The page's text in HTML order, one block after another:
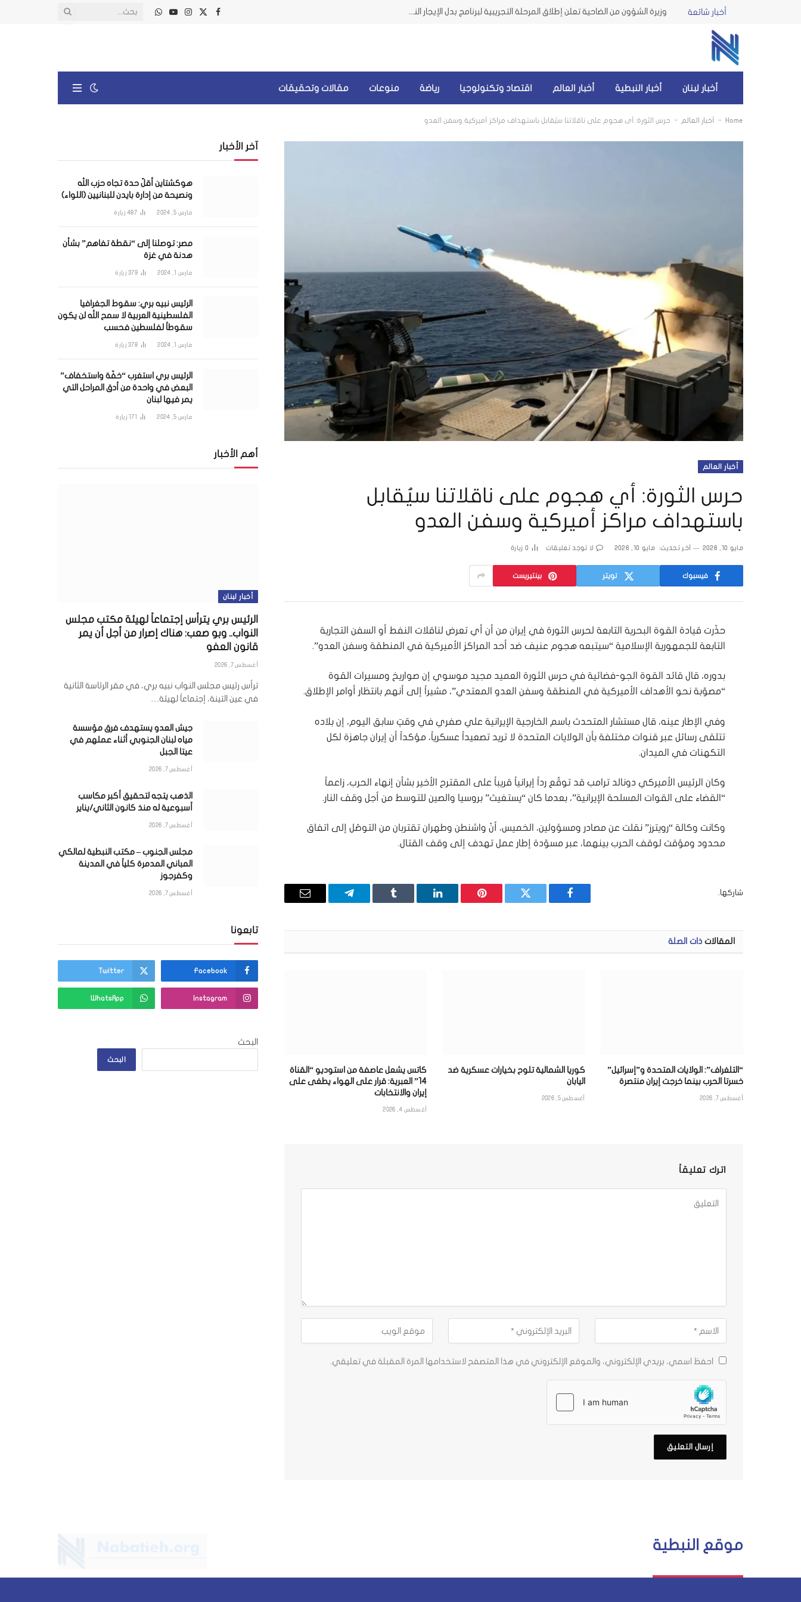
أخبار شائعة وزيرة الشؤون من الضاحية تعلن إطلاق المرحلة التجريبية لبرنامج بدل الإيجار النقدي للمتضررين من الحرب
فيسبوك
X
الانستغرام
يوتيوبواتساب
أخبار لبنان أخبار النبطية أخبار العالم اقتصاد وتكنولوجيا رياضة منوعات مقالات وتحقيقات
Home
- أخبار العالم - حرس الثورة: أي هجوم على ناقلاتنا سيُقابل باستهداف مراكز أميركية وسفن العدو
أخبار العالم
حرس الثورة: أي هجوم على ناقلاتنا سيُقابل
باستهداف مراكز أميركية وسفن العدو
مايو 10, 2026 آخر تحديث: مايو 10, 2026 لا توجد تعليقات 0 زيارة
فيسبوك تويتر بينتيريست
حذّرت قيادة القوة البحرية التابعة لحرس الثورة في إيران من أن أي تعرض لناقلات النفط أو السفن التجارية
التابعة للجمهورية الإسلامية “سيتبعه هجوم عنيف ضد أحد المراكز الأميركية في المنطقة وسفن العدو”.
بدوره، قال قائد القوة الجو-فضائية في حرس الثورة العميد مجيد موسوي إن صواريخ ومسيرات القوة
“مصوّبة نحو الأهداف الأميركية في المنطقة وسفن العدو المعتدي”، مشيراً إلى أنهم بانتظار أوامر الإطلاق.
وفي الإطار عينه، قال مستشار المتحدث باسم الخارجية الإيرانية علي صفري في وقتٍ سابق اليوم، إن بلاده
تتلقى رسائل عبر قنوات مختلفة بأن الولايات المتحدة لا تريد تصعيداً عسكرياً، مؤكداً أن إيران جاهزة لكل
التكهنات في الميدان.
وكان الرئيس الأميركي دونالد ترامب قد توقّع رداً إيرانياً قريباً على المقترح الأخير بشأن إنهاء الحرب، زاعماً
“القضاء على القوات المسلحة الإيرانية”، بعدما كان “يستغيث” بروسيا والصين للتوسط من أجل وقف النار.
وكانت وكالة “رويترز” نقلت عن مصادر ومسؤولين، الخميس، أنّ واشنطن وطهران تقتربان من التوصّل إلى اتفاق
محدود ومؤقت لوقف الحرب بينهما، عبر مسوّدة إطار عمل تهدف إلى وقف القتال.
شاركها.
فيسبوك تويتر بينتيريستلينكدإن Tumblr تيلقرام
البريد
المقالات ذات الصلة
“التلغراف”: الولايات المتحدة و”إسرائيل”
خسرتا الحرب بينما خرجت إيران منتصرة
أغسطس 7, 2026
كوريا الشمالية تلوح بخيارات عسكرية ضد
اليابان
أغسطس 5, 2026
كاتس يشعل عاصفة من استوديو “القناة
14” العبرية: قرار على الهواء يطغى على
إيران والانتخابات
أغسطس 4, 2026
اترك تعليقاً
احفظ اسمي، بريدي الإلكتروني، والموقع الإلكتروني في هذا المتصفح لاستخدامها المرة المقبلة في تعليقي.
آخر الأخبار
هوكشتاين أقلّ حدة تجاه حزب الله
ونصيحة من إدارة بايدن للبنانيين (اللواء)
مارس 5, 2024 487 زيارة
مصر: توصلنا إلى “نقطة تفاهم” بشأن
هدنة في غزة
مارس 1, 2024 379 زيارة
الرئيس نبيه بري: سقوط الجغرافيا
الفلسطينية العربية لا سمح الله لن يكون
سقوطاً لفلسطين فحسب
مارس 1, 2024 378 زيارة
الرئيس بري استغرب “خفّة واستخفاف”
البعض في واحدة من أدق المراحل التي
يمر فيها لبنان
مارس 5, 2024 171 زيارة
أهم الأخبار
أخبار لبنان
الرئيس بري يترأس إجتماعاً لهيئة مكتب مجلس
النواب.. وبو صعب: هناك إصرار من أجل أن يمر
قانون العفو
أغسطس 7, 2026
ترأس رئيس مجلس النواب نبيه بري، في مقر الرئاسة الثانية
في عين التينة، إجتماعاً لهيئة…
جيش العدو يستهدف فرق مؤسسة
مياه لبنان الجنوبي أثناء عملهم في
عيتا الجبل
أغسطس 7, 2026
الذهب يتجه لتحقيق أكبر مكاسب
أسبوعية له منذ كانون الثاني/يناير
أغسطس 7, 2026
مجلس الجنوب – مكتب النبطية لمالكي
المباني المدمرة كلياً في المدينة
وكفرجوز
أغسطس 7, 2026
تابعونا
Facebook
Twitter
Instagram
WhatsApp
البحث
البحث
موقع النبطية